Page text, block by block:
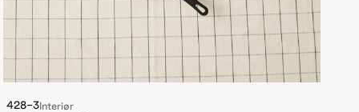
428-3Interiør